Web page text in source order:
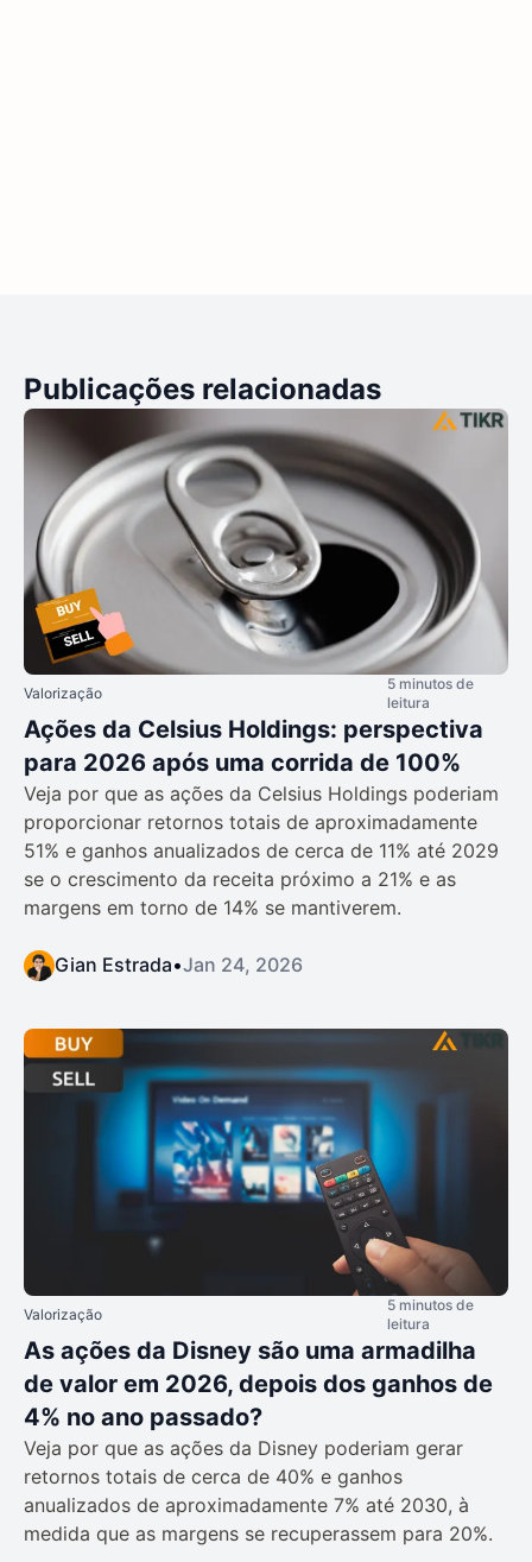
Publicações relacionadas
Valorização
5 minutos de
leitura
Ações da Celsius Holdings: perspectiva
para 2026 após uma corrida de 100%
Veja por que as ações da Celsius Holdings poderiam
proporcionar retornos totais de aproximadamente
51% e ganhos anualizados de cerca de 11% até 2029
se o crescimento da receita próximo a 21% e as
margens em torno de 14% se mantiverem.
Gian Estrada•Jan 24, 2026
Valorização
5 minutos de
leitura
As ações da Disney são uma armadilha
de valor em 2026, depois dos ganhos de
4% no ano passado?
Veja por que as ações da Disney poderiam gerar
retornos totais de cerca de 40% e ganhos
anualizados de aproximadamente 7% até 2030, à
medida que as margens se recuperassem para 20%.